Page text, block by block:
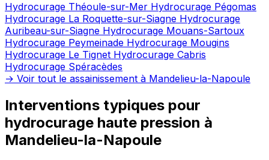
Hydrocurage Théoule-sur-Mer Hydrocurage Pégomas
Hydrocurage La Roquette-sur-Siagne Hydrocurage
Auribeau-sur-Siagne Hydrocurage Mouans-Sartoux
Hydrocurage Peymeinade Hydrocurage Mougins
Hydrocurage Le Tignet Hydrocurage Cabris
Hydrocurage Spéracèdes
→ Voir tout le assainissement à Mandelieu-la-Napoule
Interventions typiques pour
hydrocurage haute pression à
Mandelieu-la-Napoule